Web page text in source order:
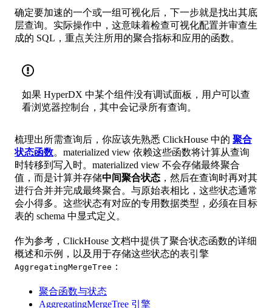
确定要加速的一个或一组可视化后，下一步就是找出其底
层查询。实际操作中，这意味着检查可视化配置并审查生
成的 SQL，重点关注所用的聚合指标和应用的函数。
如果 HyperDX 中某个组件没有调试面板，用户可以查
看浏览器控制台，其中会记录所有查询。
梳理出所需查询后，你应该先熟悉 ClickHouse 中的 聚合
状态函数。materialized view 依赖这些函数将计算从查询
时转移到写入时。materialized view 不会存储最终聚合
值，而是计算并存储中间聚合状态 ，然后在查询时再对其
进行合并并完成最终聚合。与原始表相比，这些状态通常
会小得多。这些状态有对应的专用数据类型，必须在目标
表的 schema 中显式定义。
作为参考，ClickHouse 文档中提供了聚合状态函数的详细
概述和示例，以及用于存储这些状态的表引擎
AggregatingMergeTree ：
聚合函数与状态
AggregatingMergeTree 引擎